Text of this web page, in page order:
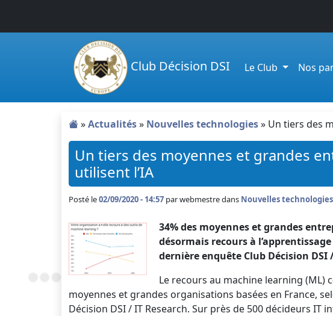
Club Décision DSI Le Club Nos
»Actualités» Nouvelles technologies» Un tiers des
Un tiers des moyennes et grandes
utilisent l’IA
Posté le02/09/2020 - 14:57 parwebmestre dans Nouvelles technologies
34% des moyennes et grandes
désormais recours à
dernière enquête Club Décision DSI
Le recours au machine learning (ML)
moyennes et grandes organisations basées en France,
Décision DSI / IT Research. Sur près de 500 décideurs IT